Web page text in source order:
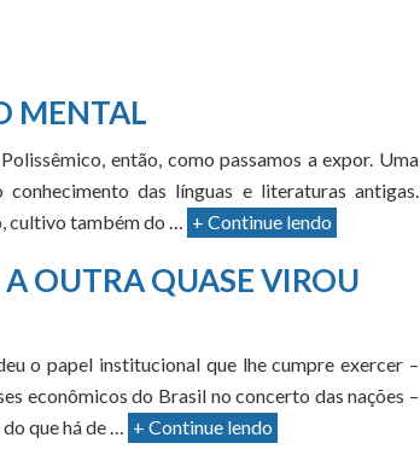
MENTAL
então, como passamos a expor. Uma
das línguas e literaturas antigas.
cultivo também do … + Continue lendo
OUTRA QUASE VIROU
o papel institucional que lhe cumpre exercer –
econômicos do Brasil no concerto das nações –
que há de … + Continue lendo